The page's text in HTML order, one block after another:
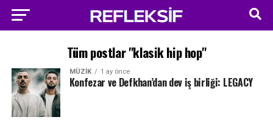
Tüm postlar "klasik hip hop"
MÜZIK 1 ay önce
Konfezar ve Defkhan’dan dev iş birliği: LEGACY